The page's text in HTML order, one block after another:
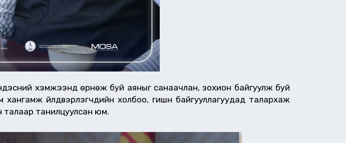
хэмжээнд өрнөж буй аяныг санаачлан, зохион байгуулж буй
үйлдвэрлэгчдийн холбоо, гишүүн байгууллагуудад талархаж
танилцуулсан юм.